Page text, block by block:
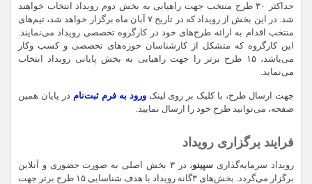
حداکثر ۳۰ طرح منتخب جهت راهیابی به بخش دوم رویداد انتخاب خواهند
شد. در این بخش از رویداد که در تاریخ ۷ آبان ماه برگزار خواهد شد، تیم‌های
منتخب اقدام به ارائه طرح‌های خود در کارگروه تخصصی رویداد می‌نمایند.
این کارگروه که متشکل از کارشناسان حوزه‌های تخصصی و کسب و‌کار
می‌باشد، ۱۵ طرح برتر را جهت راهیابی به بخش پایانی رویداد انتخاب
می‌نماید.
جهت ارسال طرح، با کلیک بر روی لینک ورود به فرم ثبت‌نام در پایان همین
صفحه، می‌توانید طرح خود را ارسال نمایید.
فرایند برگزاری رویداد
رویداد سرمایه‌گذاری سپینو
، در ۳ بخش اصلی به صورت حضوری و آنلاین
برگزار می‌گردد. بخش‌های ۳گانه رویداد با هدف شناسایی ۱۵ طرح برتر جهت